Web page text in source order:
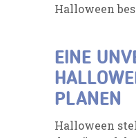
Halloween
EINE
PLANEN
Halloween